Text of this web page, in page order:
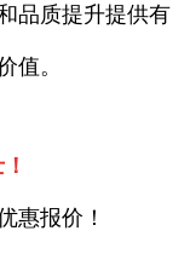
品质提升提供有
值。
惠报价！